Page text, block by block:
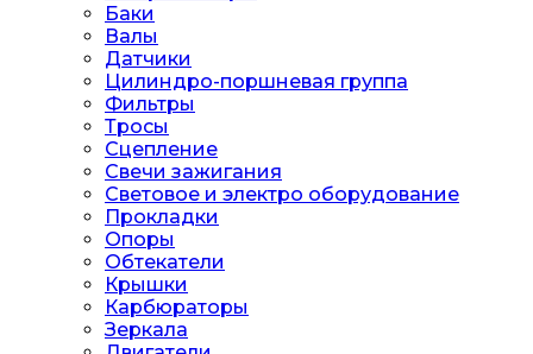
Баки
Валы
Датчики
Цилиндро-поршневая группа
Фильтры
Тросы
Сцепление
Свечи зажигания
Световое и электро оборудование
Прокладки
Опоры
Обтекатели
Крышки
Карбюраторы
Зеркала